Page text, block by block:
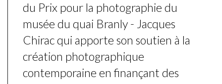
du Prix pour la photographie du
musée du quai Branly - Jacques
Chirac qui apporte son soutien à la
création photographique
contemporaine en finançant des